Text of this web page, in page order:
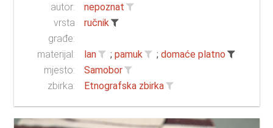
autor:
nepoznat
vrsta
građe:
ručnik
materijal: lan ; pamuk ; domaće platno
mjesto:
Samobor
zbirka:
Etnografska zbirka